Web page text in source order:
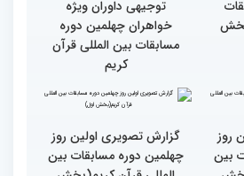
تجربه زیاد ایران در برگزاری
مسابقات قرآنی
جزئیات اولین روز رقابت
بخش بانوان مسابقات
بین‌المللی قرآن کریم